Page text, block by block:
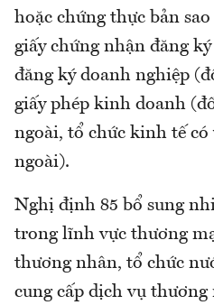
hoặc chứng thực bản
giấy chứng nhận đăng
đăng ký doanh nghiệp
giấy phép kinh doanh
ngoài, tổ chức kinh tế có
ngoài).
Nghị định 85 bổ sung
trong lĩnh vực thương
thương nhân, tổ chức
cung cấp dịch vụ